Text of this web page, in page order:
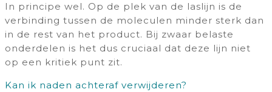
In principe wel. Op de plek van de laslijn is de
verbinding tussen de moleculen minder sterk dan
in de rest van het product. Bij zwaar belaste
onderdelen is het dus cruciaal dat deze lijn niet
op een kritiek punt zit.
Kan ik naden achteraf verwijderen?